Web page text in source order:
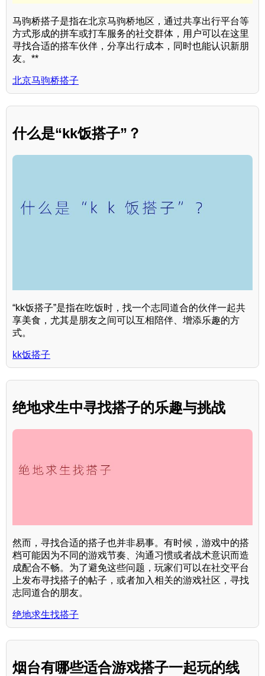
马驹桥搭子是指在北京马驹桥地区，通过共享出行平台等
方式形成的拼车或打车服务的社交群体，用户可以在这里
寻找合适的搭车伙伴，分享出行成本，同时也能认识新朋
友。**
北京马驹桥搭子
什么是“kk饭搭子”？
“kk饭搭子”是指在吃饭时，找一个志同道合的伙伴一起共
享美食，尤其是朋友之间可以互相陪伴、增添乐趣的方
式。
kk饭搭子
绝地求生中寻找搭子的乐趣与挑战
然而，寻找合适的搭子也并非易事。有时候，游戏中的搭
档可能因为不同的游戏节奏、沟通习惯或者战术意识而造
成配合不畅。为了避免这些问题，玩家们可以在社交平台
上发布寻找搭子的帖子，或者加入相关的游戏社区，寻找
志同道合的朋友。
绝地求生找搭子
烟台有哪些适合游戏搭子一起玩的线